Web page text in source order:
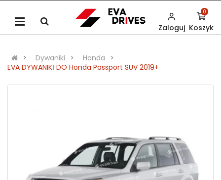
Zaloguj Koszyk
0
Dywaniki
Honda
EVA DYWANIKІ DO Honda Passport SUV 2019+